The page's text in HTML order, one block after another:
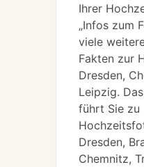
Ihrer
„Infos zum
viele
Fakten zur
Dresden,
Leipzig.
führt Sie zu
Dresden,
Chemnitz,